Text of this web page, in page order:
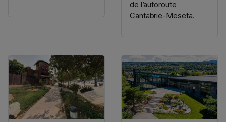
de l’autoroute
Cantabrie-Meseta.